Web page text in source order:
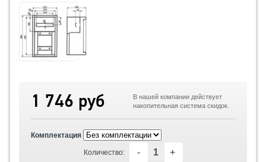
1 746 руб
В нашей компании действует
накопительная система скидок.
Комплектация
Количество: - +